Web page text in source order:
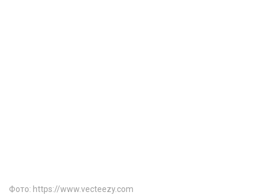
Фото: https://www.vecteezy.com